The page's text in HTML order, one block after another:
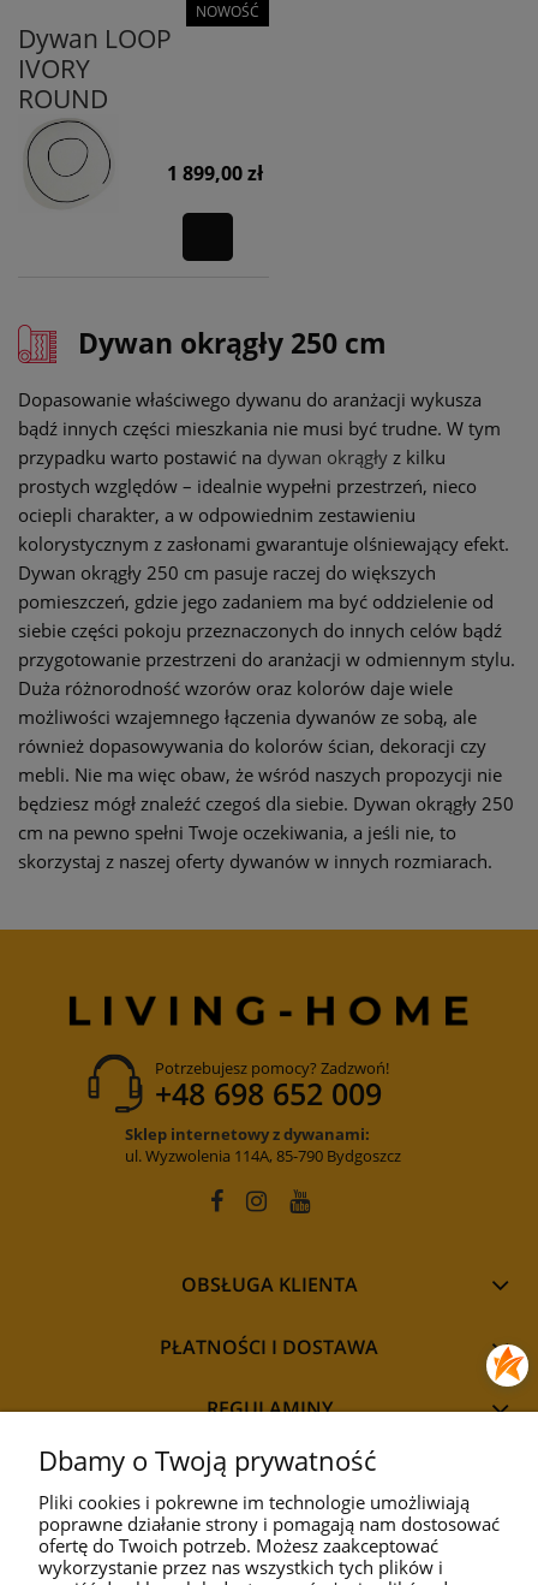
Dywan LOOP
IVORY
ROUND
1 899,00 zł
NOWOŚĆ
Dywan okrągły 250 cm
Dopasowanie właściwego dywanu do aranżacji wykusza
bądź innych części mieszkania nie musi być trudne. W tym
przypadku warto postawić na dywan okrągły z kilku
prostych względów – idealnie wypełni przestrzeń, nieco
ociepli charakter, a w odpowiednim zestawieniu
kolorystycznym z zasłonami gwarantuje olśniewający efekt.
Dywan okrągły 250 cm pasuje raczej do większych
pomieszczeń, gdzie jego zadaniem ma być oddzielenie od
siebie części pokoju przeznaczonych do innych celów bądź
przygotowanie przestrzeni do aranżacji w odmiennym stylu.
Duża różnorodność wzorów oraz kolorów daje wiele
możliwości wzajemnego łączenia dywanów ze sobą, ale
również dopasowywania do kolorów ścian, dekoracji czy
mebli. Nie ma więc obaw, że wśród naszych propozycji nie
będziesz mógł znaleźć czegoś dla siebie. Dywan okrągły 250
cm na pewno spełni Twoje oczekiwania, a jeśli nie, to
skorzystaj z naszej oferty dywanów w innych rozmiarach.
Potrzebujesz pomocy? Zadzwoń!
+48 698 652 009
Sklep internetowy z dywanami:
ul. Wyzwolenia 114A, 85-790 Bydgoszcz
OBSŁUGA KLIENTA
PŁATNOŚCI I DOSTAWA
REGULAMINY
STYL
Dbamy o Twoją prywatność
Pliki cookies i pokrewne im technologie umożliwiają
poprawne działanie strony i pomagają nam dostosować
ofertę do Twoich potrzeb. Możesz zaakceptować
wykorzystanie przez nas wszystkich tych plików i